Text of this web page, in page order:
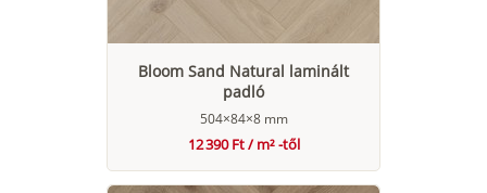
Bloom Sand Natural laminált
padló
504×84×8 mm
12 390 Ft / m² -től